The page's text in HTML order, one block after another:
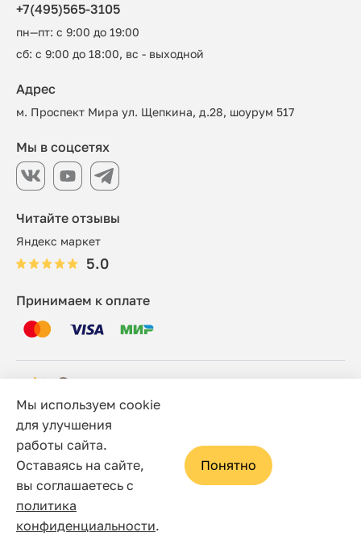
+7(495)565-3105
пн—пт: с 9:00 до 19:00
сб: с 9:00 до 18:00, вс - выходной
Читайте отзывы
Яндекс маркет
5.0
Адрес
м. Проспект Мира ул. Щепкина, д.28, шоурум 517
Принимаем к оплате
Мы в соцсетях
© 2006 - 2026 Этно-шоп, Интернет-магазин
Политика конфиденциальности
Сайт носит исключительно информационный характер, и
ни при каких условиях не является публичной офертой,
определяемой положениями статьи 437(2) Гражданского
кодекса Российской Федерации
Мы используем cookie
для улучшения
работы сайта.
Оставаясь на сайте,
вы соглашаетесь с
политика
конфиденциальности.
Понятно